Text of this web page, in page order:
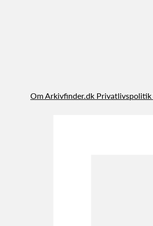
Om Arkivfinder.dk Privatlivspolitik